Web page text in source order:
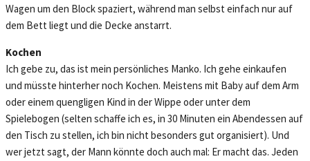
Wagen um den Block spaziert, während man selbst einfach nur auf
dem Bett liegt und die Decke anstarrt.
Kochen
Ich gebe zu, das ist mein persönliches Manko. Ich gehe einkaufen
und müsste hinterher noch Kochen. Meistens mit Baby auf dem Arm
oder einem quengligen Kind in der Wippe oder unter dem
Spielebogen (selten schaffe ich es, in 30 Minuten ein Abendessen auf
den Tisch zu stellen, ich bin nicht besonders gut organisiert). Und
wer jetzt sagt, der Mann könnte doch auch mal: Er macht das. Jeden